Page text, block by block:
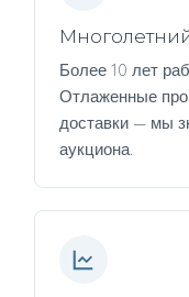
Более 10 лет
Отлаженные
доставки — мы
аукциона.